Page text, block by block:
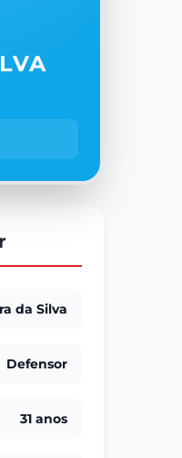
da Silva
Defensor
31 anos